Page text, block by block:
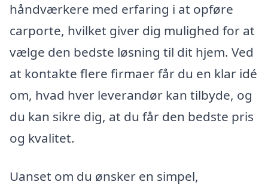
håndværkere med erfaring i at opføre
carporte, hvilket giver dig mulighed for at
vælge den bedste løsning til dit hjem. Ved
at kontakte flere firmaer får du en klar idé
om, hvad hver leverandør kan tilbyde, og
du kan sikre dig, at du får den bedste pris
og kvalitet.
Uanset om du ønsker en simpel,